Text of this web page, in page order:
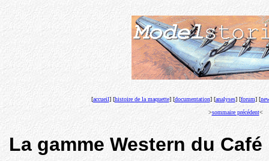
[accueil] [histoire de la maquette] [documentation] [analyses] [forum] [
>sommaire précédent<
La gamme Western du Café